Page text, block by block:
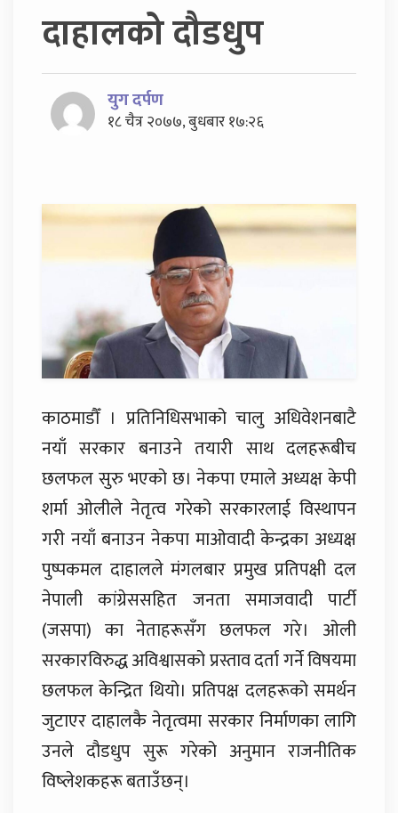
दाहालको दौडधुप
युग दर्पण
१८ चैत्र २०७७, बुधबार १७:२६
काठमाडौँ । प्रतिनिधिसभाको चालु अधिवेशनबाटै
नयाँ सरकार बनाउने तयारी साथ दलहरूबीच
छलफल सुरु भएको छ। नेकपा एमाले अध्यक्ष केपी
शर्मा ओलीले नेतृत्व गरेको सरकारलाई विस्थापन
गरी नयाँ बनाउन नेकपा माओवादी केन्द्रका अध्यक्ष
पुष्पकमल दाहालले मंगलबार प्रमुख प्रतिपक्षी दल
नेपाली कांग्रेससहित जनता समाजवादी पार्टी
(जसपा) का नेताहरूसँग छलफल गरे। ओली
सरकारविरुद्ध अविश्वासको प्रस्ताव दर्ता गर्ने विषयमा
छलफल केन्द्रित थियो। प्रतिपक्ष दलहरूको समर्थन
जुटाएर दाहालकै नेतृत्वमा सरकार निर्माणका लागि
उनले दौडधुप सुरू गरेको अनुमान राजनीतिक
विष्लेशकहरू बताउँछन्।